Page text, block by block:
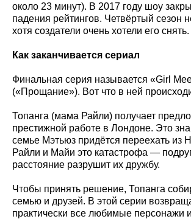
около 23 минут). В 2017 году шоу
падения рейтингов. Четвёртый сезон
хотя создатели очень хотели его снять.
Как заканчивается сериал
Финальная серия называется «Girl
(«Прощание»). Вот что в ней
Топанга (мама Райли) получает
престижной работе в Лондоне. Это
семье Мэтьюз придётся переехать из
Райли и Майи это катастрофа —
расстояние разрушит их дружбу.
Чтобы принять решение, Топанга
семью и друзей. В этой серии
практически все любимые персонажи